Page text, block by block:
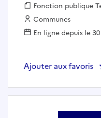
Fonction publique :
Fonction publique
Employeur :
Communes
En ligne depuis le
Ajouter aux favoris